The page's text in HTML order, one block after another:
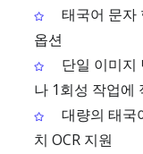
태국어 문자
옵션
단일 이미지
나 1회성 작업에
대량의 태국
치 OCR 지원